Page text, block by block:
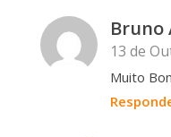
Bruno
13 de
Muito